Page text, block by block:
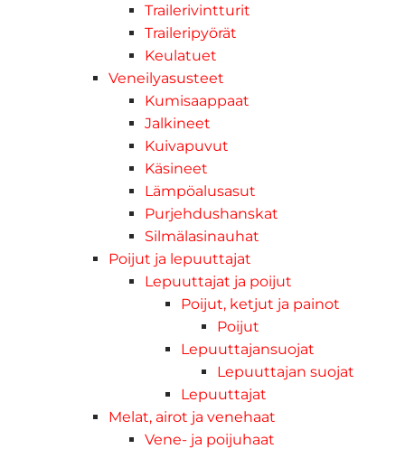
Trailerivintturit
Traileripyörät
Keulatuet
Veneilyasusteet
Kumisaappaat
Jalkineet
Kuivapuvut
Käsineet
Lämpöalusasut
Purjehdushanskat
Silmälasinauhat
Poijut ja lepuuttajat
Lepuuttajat ja poijut
Poijut, ketjut ja painot
Poijut
Lepuuttajansuojat
Lepuuttajan suojat
Lepuuttajat
Melat, airot ja venehaat
Vene- ja poijuhaat